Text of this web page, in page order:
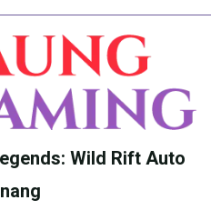
Wild Rift Auto